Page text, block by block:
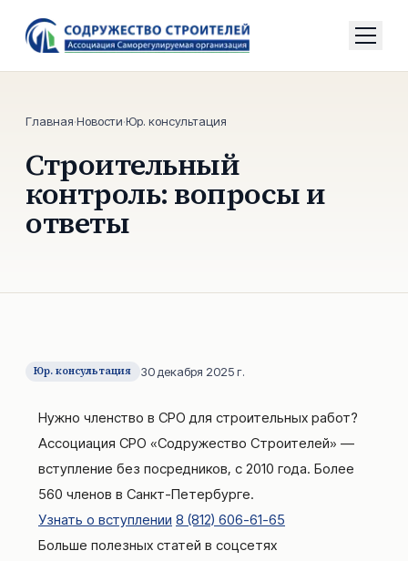
Главная·Новости·Юр. консультация
Строительный
контроль: вопросы и
ответы
Юр. консультация 30 декабря 2025 г.
Нужно членство в СРО для строительных работ?
Ассоциация СРО «Содружество Строителей» —
вступление без посредников, с 2010 года. Более
560 членов в Санкт-Петербурге.
Узнать о вступлении 8 (812) 606-61-65
Больше полезных статей в соцсетях